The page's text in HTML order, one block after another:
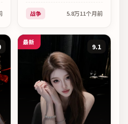
李政宰、广濑铃等主演，
2025年09月05日上映，支
战争 5.8万11个月前
最新
9.1